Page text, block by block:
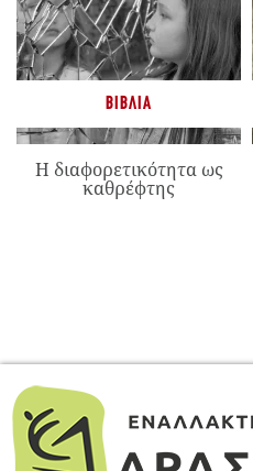
ΒΙΒΛΊΑ
Η διαφορετικότητα ως
καθρέφτης